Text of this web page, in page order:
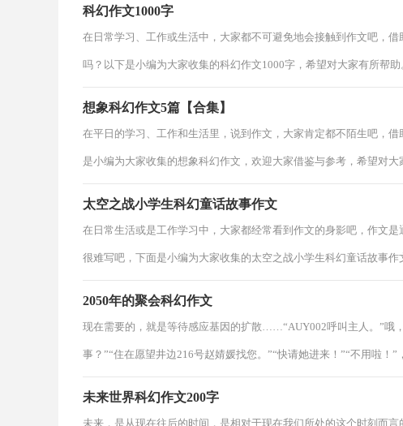
科幻作文1000字
在日常学习、工作或生活中，大家都不可避免地会接触到作文吧，
吗？以下是小编为大家收集的科幻作文1000字，希望对大家有所帮
想象科幻作文5篇【合集】
在平日的学习、工作和生活里，说到作文，大家肯定都不陌生吧，
是小编为大家收集的想象科幻作文，欢迎大家借鉴与参考，希望对
太空之战小学生科幻童话故事作文
在日常生活或是工作学习中，大家都经常看到作文的身影吧，作文
很难写吧，下面是小编为大家收集的太空之战小学生科幻童话故事作
2050年的聚会科幻作文
现在需要的，就是等待感应基因的扩散……“AUY002呼叫主人。”哦
事？”“住在愿望井边216号赵婧媛找您。”“快请她进来！”“不用啦！”
未来世界科幻作文200字
未来，是从现在往后的时间，是相对于现在我们所处的这个时刻而